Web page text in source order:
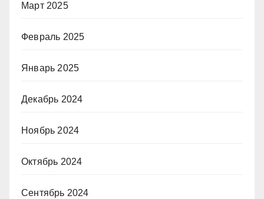
Март 2025
Февраль 2025
Январь 2025
Декабрь 2024
Ноябрь 2024
Октябрь 2024
Сентябрь 2024